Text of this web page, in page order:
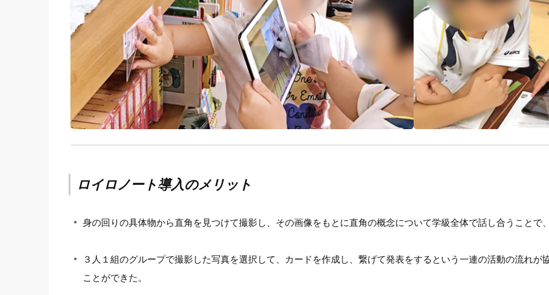
ロイロノート導入のメリット
身の回りの具体物から直角を見つけて撮影し、その画像をもとに直角の概念について学級全体で話し合うことで
３人１組のグループで撮影した写真を選択して、カードを作成し、繋げて発表をするという一連の活動の流れ
ことができた。